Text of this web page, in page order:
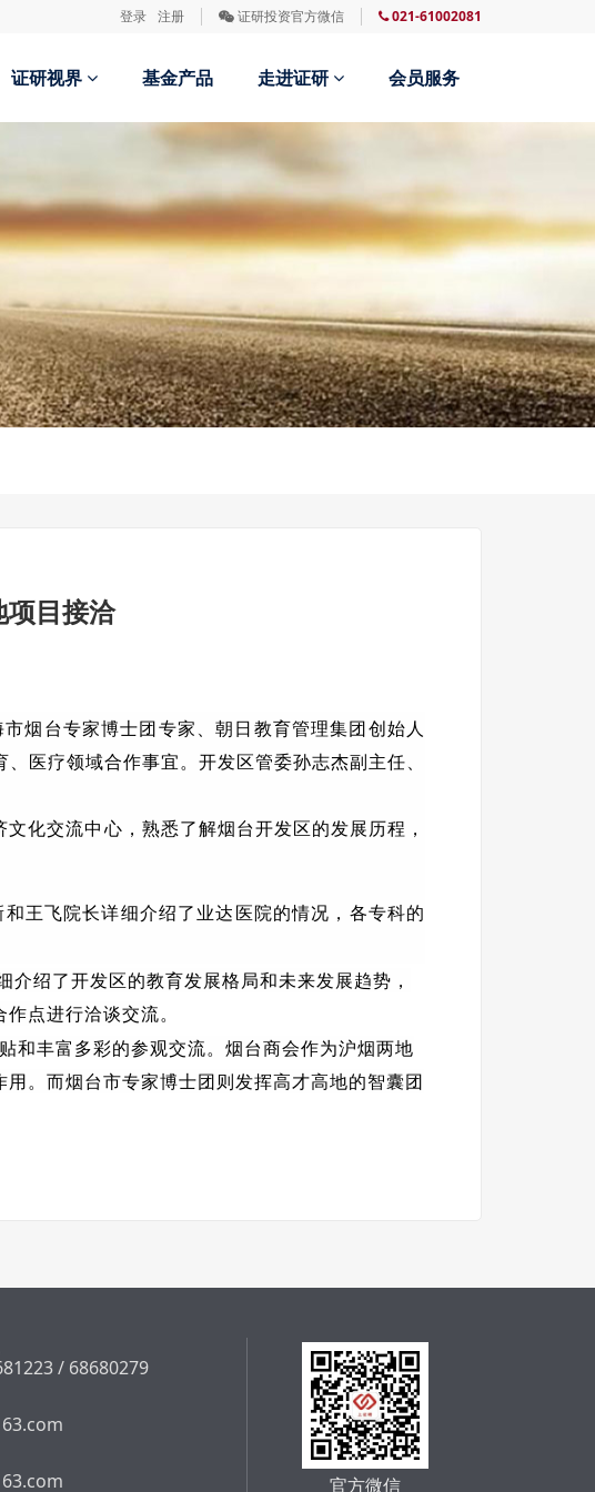
登录 注册 证研投资官方微信 021-61002081
证研视界 基金产品 走进证研 会员服务
项目接洽
烟台专家博士团专家、朝日教育管理集团创始人
医疗领域合作事宜。开发区管委孙志杰副主任、
化交流中心，熟悉了解烟台开发区的发展历程，
王飞院长详细介绍了业达医院的情况，各专科的
绍了开发区的教育发展格局和未来发展趋势，
作点进行洽谈交流。
丰富多彩的参观交流。烟台商会作为沪烟两地
。而烟台市专家博士团则发挥高才高地的智囊团
/ 68680279
官方微信